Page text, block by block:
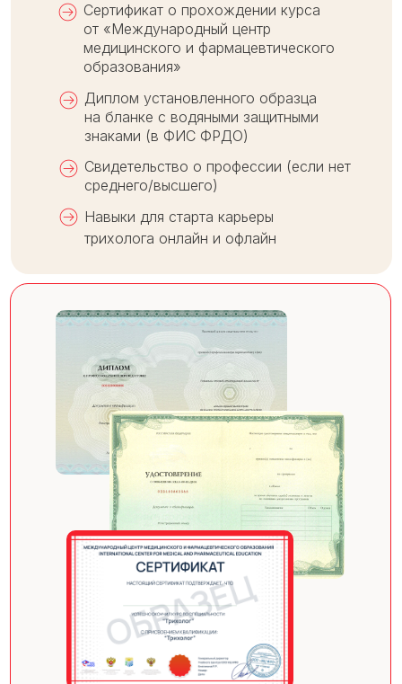
Сертификат о прохождении курса
от «Международный центр
медицинского и фармацевтического
образования»
Диплом установленного образца
на бланке с водяными защитными
знаками (в ФИС ФРДО)
Свидетельство о профессии (если нет
среднего/высшего)
Навыки для старта карьеры
трихолога онлайн и офлайн